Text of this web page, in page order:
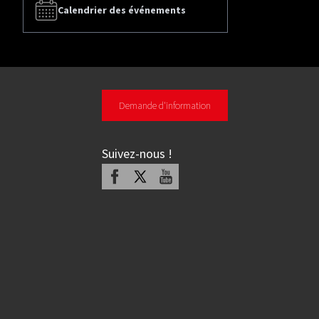
Calendrier des événements
Demande d'information
Suivez-nous !
Facebook Youtube